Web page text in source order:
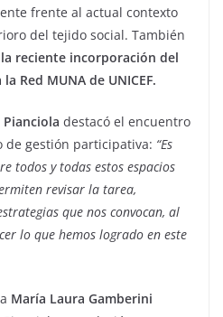
frente al actual contexto
del tejido social. También
reciente incorporación del
Red MUNA de UNICEF.
Pianciola destacó el encuentro
de gestión participativa: “Es
todos y todas estos espacios
revisar la tarea,
que nos convocan, al
lo que hemos logrado en este
María Laura Gamberini